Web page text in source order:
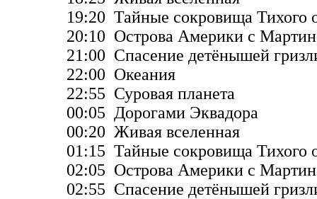
19:20 Тайные сокровища Тихого
20:10 Острова Америки с
21:00 Спасение детёнышей
22:00 Океания
22:55 Суровая планета
00:05 Дорогами Эквадора
00:20 Живая вселенная
01:15 Тайные сокровища Тихого
02:05 Острова Америки с
02:55 Спасение детёнышей